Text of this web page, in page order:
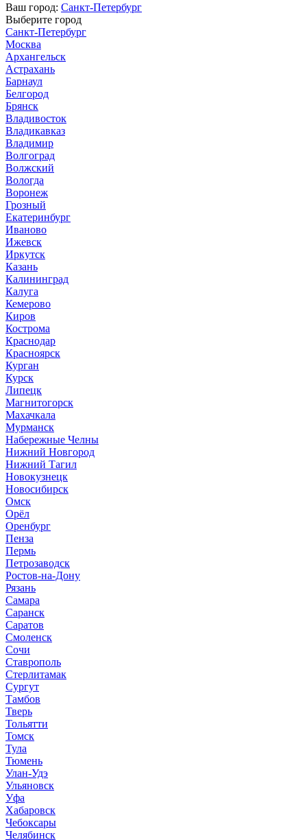
Ваш город: Санкт-Петербург
Выберите город
Санкт-Петербург
Москва
Архангельск
Астрахань
Барнаул
Белгород
Брянск
Владивосток
Владикавказ
Владимир
Волгоград
Волжский
Вологда
Воронеж
Грозный
Екатеринбург
Иваново
Ижевск
Иркутск
Казань
Калининград
Калуга
Кемерово
Киров
Кострома
Краснодар
Красноярск
Курган
Курск
Липецк
Магнитогорск
Махачкала
Мурманск
Набережные Челны
Нижний Новгород
Нижний Тагил
Новокузнецк
Новосибирск
Омск
Орёл
Оренбург
Пенза
Пермь
Петрозаводск
Ростов-на-Дону
Рязань
Самара
Саранск
Саратов
Смоленск
Сочи
Ставрополь
Стерлитамак
Сургут
Тамбов
Тверь
Тольятти
Томск
Тула
Тюмень
Улан-Удэ
Ульяновск
Уфа
Хабаровск
Чебоксары
Челябинск